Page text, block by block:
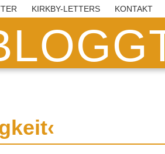
KIRKBY-LETTERS KONTAKT